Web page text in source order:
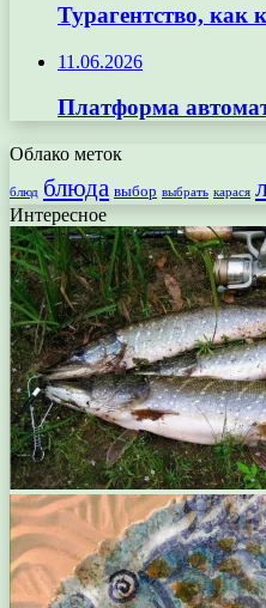
Турагентство, как
11.06.2026
Платформа
Облако меток
блюд блюда выбор выбрать карася
Интересное